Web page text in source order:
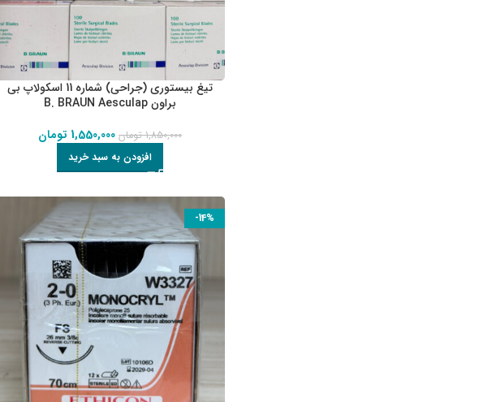
تیغ بیستوری (جراحی) شماره 11 اسکولاپ بی
براون B. BRAUN Aesculap
1,850,000 تومان 1,550,000 تومان
افزودن به سبد خرید
-14%